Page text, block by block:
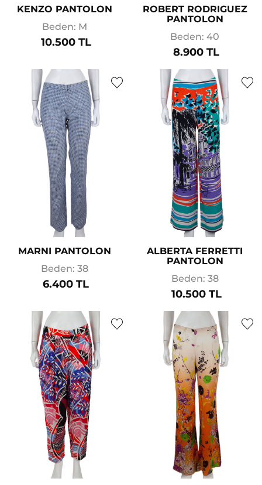
KENZO PANTOLON
Beden: M
10.500 TL
ROBERT RODRIGUEZ
PANTOLON
Beden: 40
8.900 TL
MARNI PANTOLON
Beden: 38
6.400 TL
ALBERTA FERRETTI
PANTOLON
Beden: 38
10.500 TL